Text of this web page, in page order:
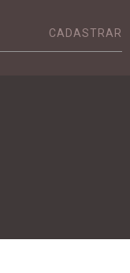
CADASTRAR